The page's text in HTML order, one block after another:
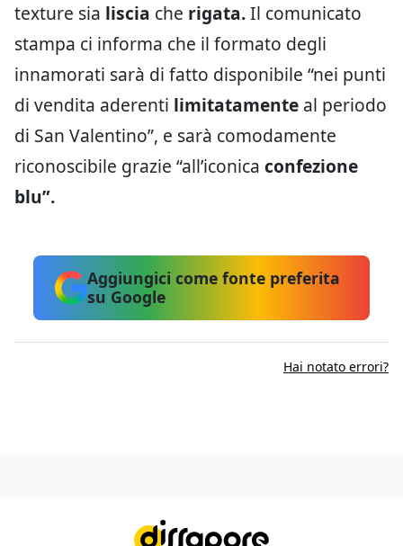
texture sia liscia che rigata.Il comunicato
stampa ci informa che il formato degli
innamorati sarà di fatto disponibile “nei punti
di vendita aderenti limitatamente al periodo
di San Valentino”, e sarà comodamente
riconoscibile grazie “all’iconica confezione
blu”.
Aggiungici come fonte preferita
su Google
Hai notato errori?